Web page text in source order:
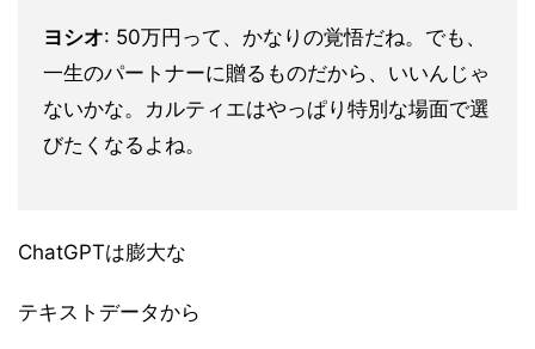
ヨシオ: 50万円って、かなりの覚悟だね。でも、
一生のパートナーに贈るものだから、いいんじゃ
ないかな。カルティエはやっぱり特別な場面で選
びたくなるよね。
ChatGPTは膨大な
テキストデータから